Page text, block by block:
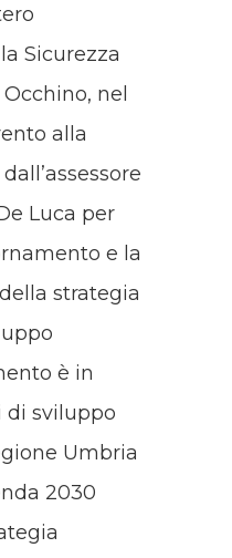
Sicurezza
nel
alla
Luca per
e la
strategia
è in
sviluppo
Umbria
2030